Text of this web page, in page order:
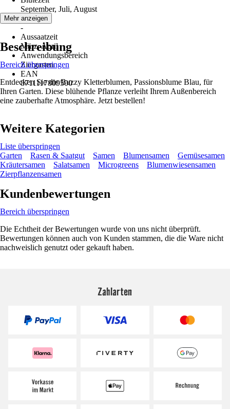
September, Juli, August
Erntezeit
-
Aussaatzeit
März, April
Anwendungsbereich
Ziergarten
EAN
8711117809500
Mehr anzeigen
Beschreibung
Bereich überspringen
Entdecken Sie die Buzzy Kletterblumen, Passionsblume Blau, für
Ihren Garten. Diese blühende Pflanze verleiht Ihrem Außenbereich
eine zauberhafte Atmosphäre. Jetzt bestellen!
Weitere Kategorien
Liste überspringen
Garten
Rasen & Saatgut Samen Blumensamen
Gemüsesamen
Kräutersamen
Salatsamen Microgreens
Blumenwiesensamen
Zierpflanzensamen
Kundenbewertungen
Bereich überspringen
Die Echtheit der Bewertungen wurde von uns nicht überprüft.
Bewertungen können auch von Kunden stammen, die die Ware nicht
nachweislich genutzt oder gekauft haben.
Zahlarten